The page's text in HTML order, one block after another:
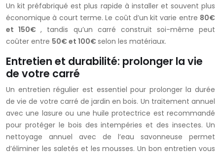
Un kit préfabriqué est plus rapide à installer et souvent plus
économique à court terme. Le coût d’un kit varie entre 80€
et 150€, tandis qu’un carré construit soi-même peut
coûter entre 50€ et 100€selon les matériaux.
Entretien et durabilité: prolonger la vie
de votre carré
Un entretien régulier est essentiel pour prolonger la durée
de vie de votre carré de jardin en bois. Un traitement annuel
avec une lasure ou une huile protectrice est recommandé
pour protéger le bois des intempéries et des insectes. Un
nettoyage annuel avec de l’eau savonneuse permet
d’éliminer les saletés et les mousses. Un bon entretien vous